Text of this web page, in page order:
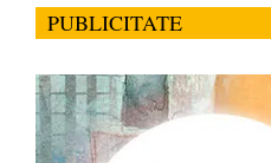
PUBLICITATE